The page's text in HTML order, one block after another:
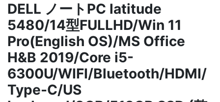
DELL ノートPC latitude
5480/14型FULLHD/Win 11
Pro(English OS)/MS Office
H&B 2019/Core i5-
6300U/WIFI/Bluetooth/HDMI/
Type-C/US